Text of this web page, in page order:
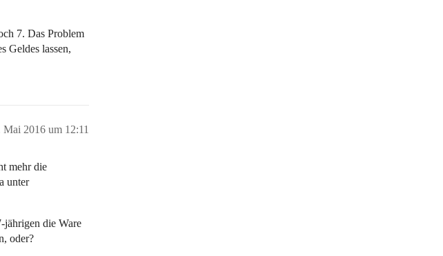
7. Das Problem
Geldes lassen,
Mai 2016 um 12:11
mehr die
unter
jährigen die Ware
oder?